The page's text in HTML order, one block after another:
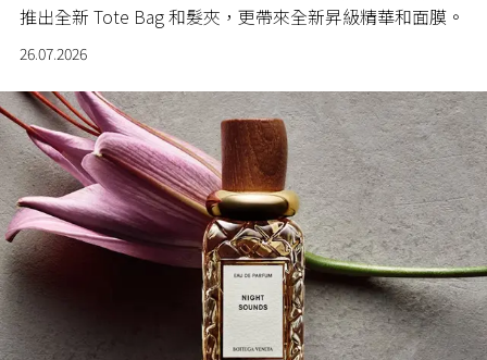
推出全新 Tote Bag 和髮夾，更帶來全新昇級精華和面膜。
26.07.2026